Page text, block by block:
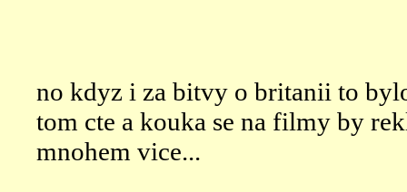
no kdyz i za bitvy o britanii to
tom cte a kouka se na filmy by
mnohem vice...